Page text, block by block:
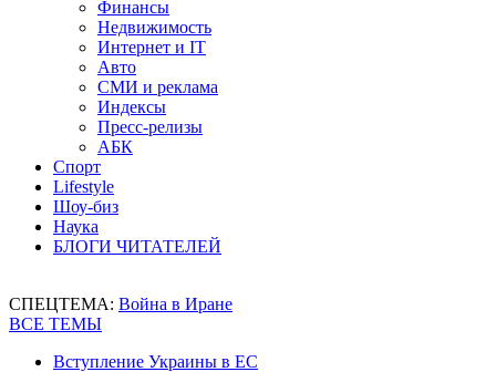
Финансы
Недвижимость
Интернет и IT
Авто
СМИ и реклама
Индексы
Пресс-релизы
АБК
Спорт
Lifestyle
Шоу-биз
Наука
БЛОГИ ЧИТАТЕЛЕЙ
СПЕЦТЕМА: Война в Иране
ВСЕ ТЕМЫ
Вступление Украины в ЕС